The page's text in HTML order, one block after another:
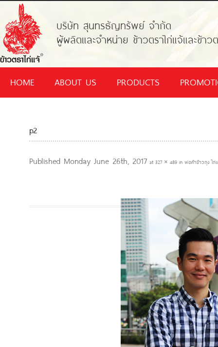
บริษัท สุนทรธัญทรัพย์ จำกัด
ผู้ผลิตและจำหน่าย ข้าวตราไก่แจ้และข้าวต
HOME ABOUT US PRODUCTS
p2
Published Monday June 26th, 2017 at 327 × 489 in พ่อค้าข้าวถุง ไ